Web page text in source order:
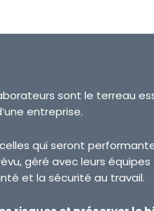
sont le terreau
entreprise.
qui seront
géré avec leurs équipes
et la sécurité au travail.